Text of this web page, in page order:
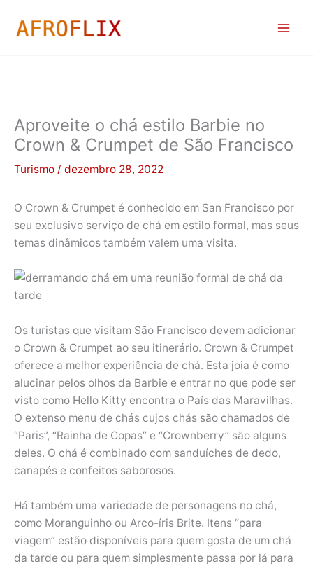
para
Aproveite o chá estilo Barbie no
Crown & Crumpet de São Francisco
Turismo / dezembro 28, 2022
O Crown & Crumpet é conhecido em San Francisco por
seu exclusivo serviço de chá em estilo formal, mas seus
temas dinâmicos também valem uma visita.
Os turistas que visitam São Francisco devem adicionar
o Crown & Crumpet ao seu itinerário. Crown & Crumpet
oferece a melhor experiência de chá. Esta joia é como
alucinar pelos olhos da Barbie e entrar no que pode ser
visto como Hello Kitty encontra o País das Maravilhas.
O extenso menu de chás cujos chás são chamados de
“Paris”, “Rainha de Copas” e “Crownberry” são alguns
deles. O chá é combinado com sanduíches de dedo,
canapés e confeitos saborosos.
Há também uma variedade de personagens no chá,
como Moranguinho ou Arco-íris Brite. Itens “para
viagem” estão disponíveis para quem gosta de um chá
da tarde ou para quem simplesmente passa por lá para